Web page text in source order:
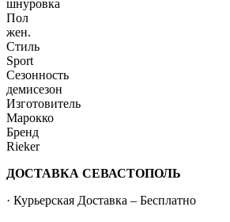
шнуровка
Пол
жен.
Стиль
Sport
Сезонность
демисезон
Изготовитель
Марокко
Бренд
Rieker
ДОСТАВКА СЕВАСТОПОЛЬ
· Курьерская Доставка – Бесплатно